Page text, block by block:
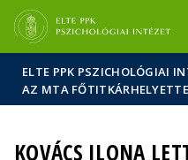
ELTE PPK PSZICHOLÓGIAI
AZ MTA
KOVÁCS ILONA